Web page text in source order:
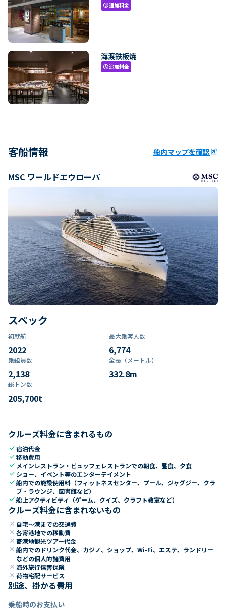
paid追加料金
海渡鉄板焼
paid追加料金
客船情報 船内マップを確認ungroup
MSC ワールドエウローパ
スペック
初就航
2022
最大乗客人数
6,774
乗組員数​
2,138
全長（メートル）
332.8m
総トン数​
205,700t
クルーズ料金に含まれるもの
check宿泊代金
check移動費用
check メインレストラン・ビュッフェレストランでの朝食、昼食、夕食
check ショー、イベント等のエンターテイメント
check船内での施設使用料（フィットネスセンター、プール、ジャグジー、クラ
ブ・ラウンジ、図書館など）
check船上アクティビティ（ゲーム、クイズ、クラフト教室など）
クルーズ料金に含まれないもの
close 自宅～港までの交通費
close 各寄港地での移動費
close 寄港地観光ツアー代金
close 船内でのドリンク代金、カジノ、ショップ、Wi-Fi、エステ、ランドリー
などの個人的諸費用
close 海外旅行傷害保険
close 荷物宅配サービス
別途、掛かる費用
乗船時のお支払い